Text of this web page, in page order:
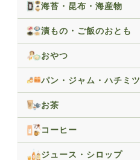
海苔・昆布・海産物
漬もの・ご飯のおとも
おやつ
パン・ジャム・ハチミツ
お茶
コーヒー
ジュース・シロップ